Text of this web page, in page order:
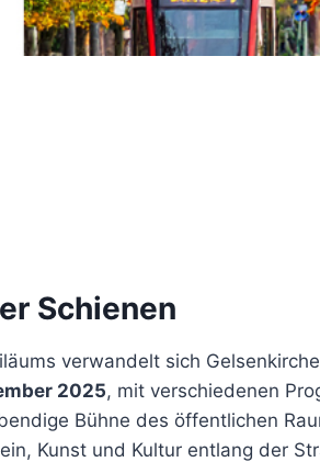
Schienen
verwandelt sich
2025, mit verschiedenen
Bühne des öffentlichen
Kunst und Kultur entlang der